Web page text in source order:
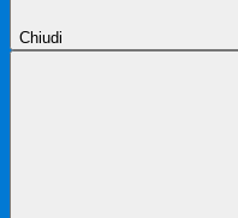
Chiudi